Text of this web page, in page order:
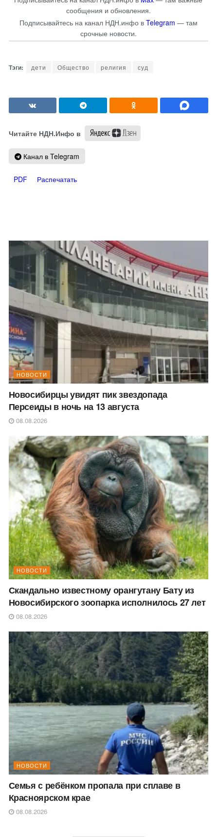
сообщения и обновления.
Подписывайтесь на канал НДН.инфо в Telegram — там
срочные новости.
дети Общество религия суд
Читайте НДН.Инфо в
Канал в Telegram
PDF Распечатать
НОВОСТИ
Новосибирцы увидят пик звездопада
Персеиды в ночь на 13 августа
08.08.2026
НОВОСТИ
Скандально известному орангутану Бату из
Новосибирского зоопарка исполнилось 27 лет
08.08.2026
НОВОСТИ
Семья с ребёнком пропала при сплаве в
Красноярском крае
08.08.2026